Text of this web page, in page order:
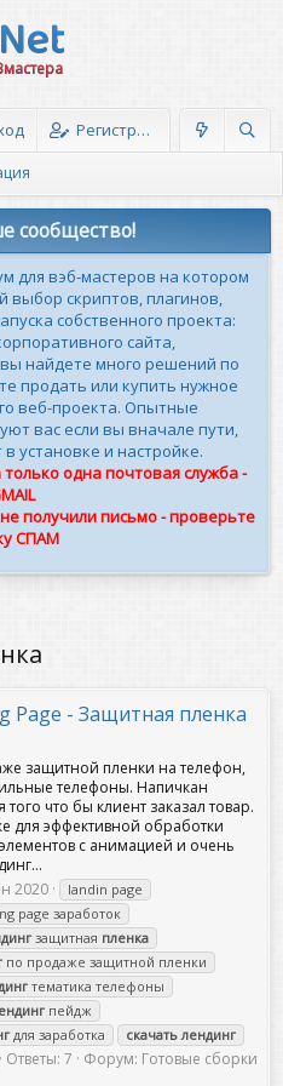
Регистрация
сообщество!
для вэб-мастеров на котором
выбор скриптов, плагинов,
собственного проекта:
сайта,
найдете много решений по
продать или купить нужное
веб-проекта. Опытные
вас если вы вначале пути,
установке и настройке.
одна почтовая служба -
получили письмо - проверьте
СПАМ
Page - Защитная пленка
защитной пленки на телефон,
телефоны. Напичкан
что бы клиент заказал товар.
для эффективной обработки
с анимацией и очень
2020
landin page
page заработок
защитная пленка
по продаже защитной пленки
тематика телефоны
пейдж
для заработка скачать лендинг
Ответы: 7 Форум: Готовые сборки